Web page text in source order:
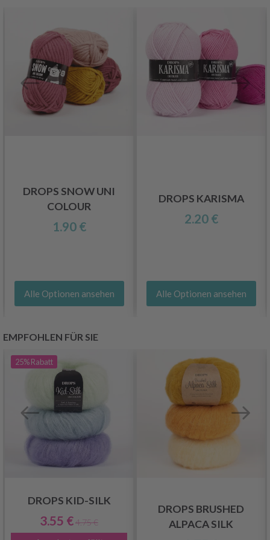
DROPS SNOW UNI
COLOUR
1.90 €
Alle Optionen ansehen
DROPS KARISMA
2.20 €
Alle Optionen ansehen
EMPFOHLEN FÜR SIE
25%Rabatt
DROPS KID-SILK
3.55 €4.75 €
DROPS BRUSHED
ALPACA SILK